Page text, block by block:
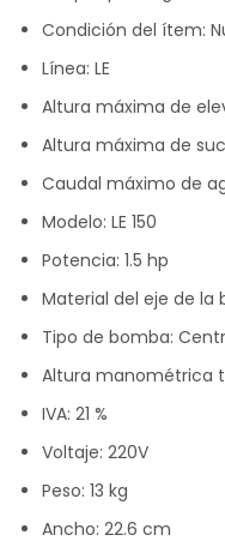
Condición del ítem:
Línea: LE
Altura máxima de
Altura máxima de
Caudal máximo de
Modelo: LE 150
Potencia: 1.5 hp
Material del eje de la
Tipo de bomba:
Altura manométrica
IVA: 21 %
Voltaje: 220V
Peso: 13 kg
Ancho: 22.6 cm